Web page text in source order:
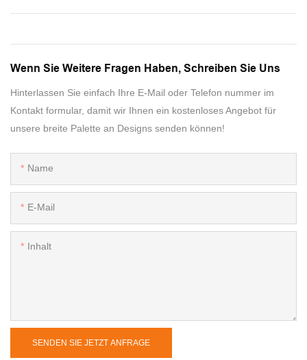
Wenn Sie Weitere Fragen Haben, Schreiben Sie Uns
Hinterlassen Sie einfach Ihre E-Mail oder Telefon nummer im
Kontakt formular, damit wir Ihnen ein kostenloses Angebot für
unsere breite Palette an Designs senden können!
Name
E-Mail
Inhalt
SENDEN SIE JETZT ANFRAGE